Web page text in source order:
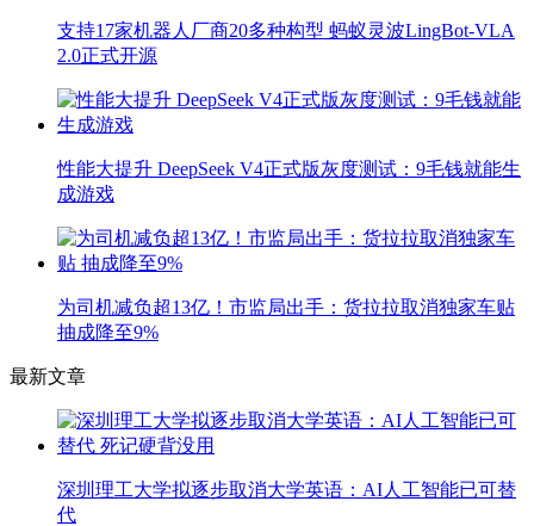
支持17家机器人厂商20多种构型 蚂蚁灵波LingBot-VLA
2.0正式开源
性能大提升 DeepSeek V4正式版灰度测试：9毛钱就能生
成游戏
为司机减负超13亿！市监局出手：货拉拉取消独家车贴
抽成降至9%
最新文章
深圳理工大学拟逐步取消大学英语：AI人工智能已可替
代